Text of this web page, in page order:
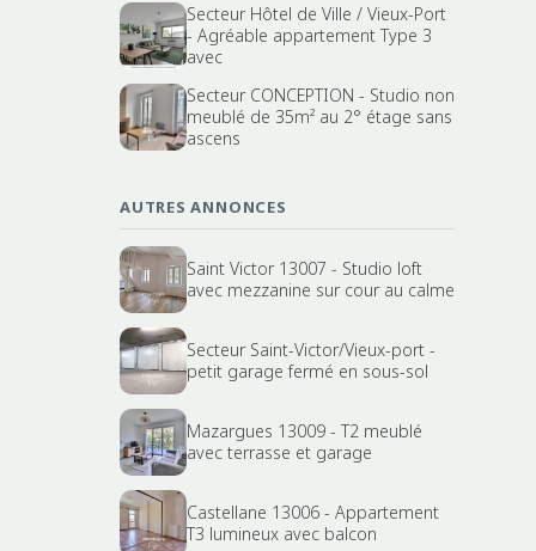
Secteur Hôtel de Ville / Vieux-Port
- Agréable appartement Type 3
avec
Secteur CONCEPTION - Studio non
meublé de 35m² au 2° étage sans
ascens
AUTRES ANNONCES
Saint Victor 13007 - Studio loft
avec mezzanine sur cour au calme
Secteur Saint-Victor/Vieux-port -
petit garage fermé en sous-sol
Mazargues 13009 - T2 meublé
avec terrasse et garage
Castellane 13006 - Appartement
T3 lumineux avec balcon